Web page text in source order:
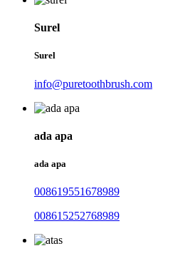
Surel
Surel
info@puretoothbrush.com
ada apa
ada apa
008619551678989
008615252768989